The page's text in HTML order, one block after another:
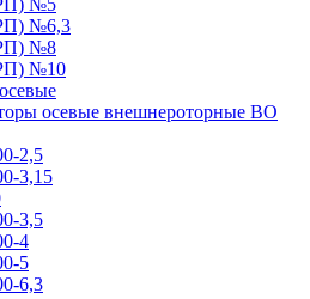
№5
№6,3
№8
№10
осевые внешнероторные ВО
2,5
3,15
3,5
4
5
6,3